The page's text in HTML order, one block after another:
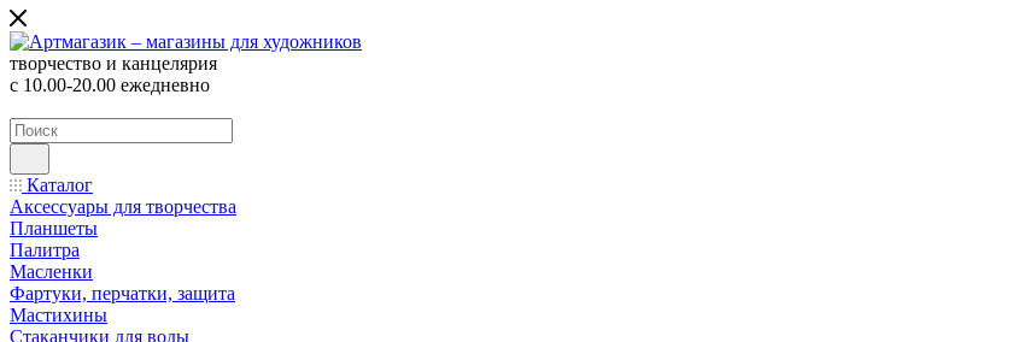
творчество и канцелярия
с 10.00-20.00 ежедневно
Каталог
Аксессуары для творчества
Планшеты
Палитра
Масленки
Фартуки, перчатки, защита
Мастихины
Стаканчики для воды